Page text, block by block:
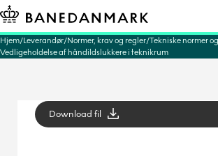
Hjem Leverandør Normer, krav og regler Tekniske normer
Vedligeholdelse af håndildslukkere i teknikrum
Download fil